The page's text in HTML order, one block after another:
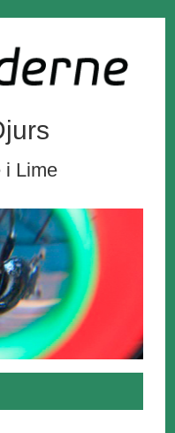
i Lime